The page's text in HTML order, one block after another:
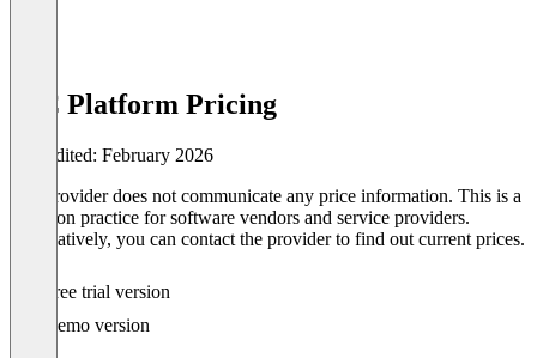
BIC Platform Pricing
Last edited: February 2026
The provider does not communicate any price information. This is a
common practice for software vendors and service providers.
Alternatively, you can contact the provider to find out current prices.
Free trial version
Demo version